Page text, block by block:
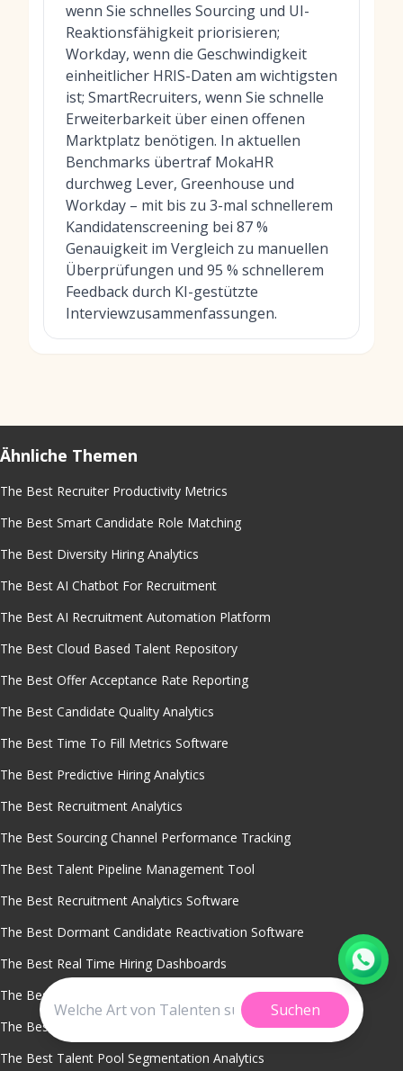
wenn Sie schnelles Sourcing und UI-
Reaktionsfähigkeit priorisieren;
Workday, wenn die Geschwindigkeit
einheitlicher HRIS-Daten am wichtigsten
ist; SmartRecruiters, wenn Sie schnelle
Erweiterbarkeit über einen offenen
Marktplatz benötigen. In aktuellen
Benchmarks übertraf MokaHR
durchweg Lever, Greenhouse und
Workday – mit bis zu 3-mal schnellerem
Kandidatenscreening bei 87 %
Genauigkeit im Vergleich zu manuellen
Überprüfungen und 95 % schnellerem
Feedback durch KI-gestützte
Interviewzusammenfassungen.
Suchen
Ähnliche Themen
The Best Recruiter Productivity Metrics
The Best Smart Candidate Role Matching
The Best Diversity Hiring Analytics
The Best AI Chatbot For Recruitment
The Best AI Recruitment Automation Platform
The Best Cloud Based Talent Repository
The Best Offer Acceptance Rate Reporting
The Best Candidate Quality Analytics
The Best Time To Fill Metrics Software
The Best Predictive Hiring Analytics
The Best Recruitment Analytics
The Best Sourcing Channel Performance Tracking
The Best Talent Pipeline Management Tool
The Best Recruitment Analytics Software
The Best Dormant Candidate Reactivation Software
The Best Real Time Hiring Dashboards
The Best Cost Per Hire Analysis Tool
The Best Workforce Planning With Talent Pools
The Best Talent Pool Segmentation Analytics